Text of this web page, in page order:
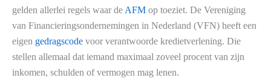
gelden allerlei regels waar de AFM op toeziet. De Vereniging
van Financieringsondernemingen in Nederland (VFN) heeft een
eigen gedragscode voor verantwoorde kredietverlening. Die
stellen allemaal dat iemand maximaal zoveel procent van zijn
inkomen, schulden of vermogen mag lenen.